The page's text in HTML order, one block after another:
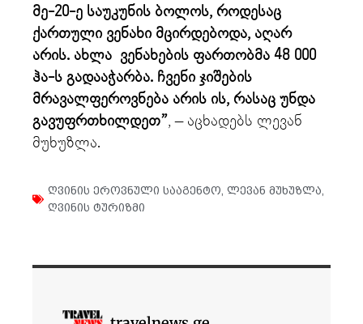
მე-20-ე საუკუნის ბოლოს, როდესაც
ქართული ვენახი მცირდებოდა, აღარ
არის. ახლა ვენახების ფართობმა 48 000
ჰა-ს გადააჭარბა. ჩვენი ჯიშების
მრავალფეროვნება არის ის, რასაც უნდა
გავუფრთხილდეთ”, – აცხადებს ლევან
მუხუზლა.
ღვინის ეროვნული სააგენტო ლევან მუხუზლა
ღვინის ტურიზმი